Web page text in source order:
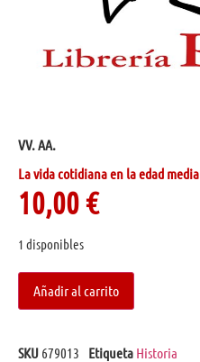
VV. AA.
La vida cotidiana en la edad media
10,00€
1 disponibles
Añadir al carrito
SKU 679013 Etiqueta Historia